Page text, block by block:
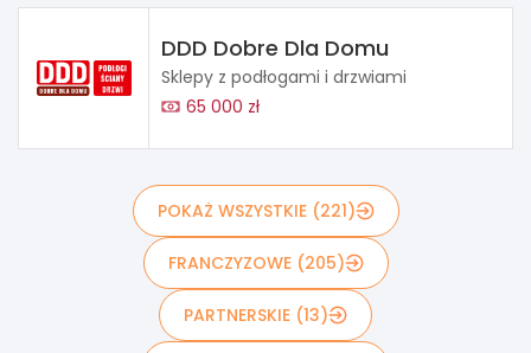
DDD Dobre Dla Domu
Sklepy z podłogami i drzwiami
65 000 zł
POKAŻ WSZYSTKIE (221)
FRANCZYZOWE (205)
PARTNERSKIE (13)